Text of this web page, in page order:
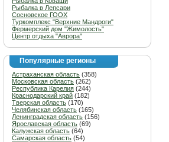
Рыбалка в Лепсари
Сосновское ГООХ
Туркомплекс "Верхние Мандроги"
Фермерский дом "Жимолость"
Центр отдыха "Аврора"
Популярные регионы
Астраханская область (358)
Московская область (262)
Республика Карелия (244)
Краснодарский край (182)
Тверская область (170)
Челябинская область (165)
Ленинградская область (156)
Ярославская область (69)
Калужская область (64)
Самарская область (54)